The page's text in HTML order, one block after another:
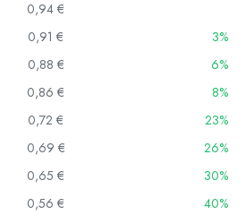
0,94 €
0,91 €
3%
0,88 €
6%
0,86 €
8%
0,72 €
23%
0,69 €
26%
0,65 €
30%
0,56 € 40%